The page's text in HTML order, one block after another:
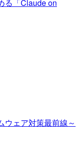
る「Claude on
ウェア対策最前線～